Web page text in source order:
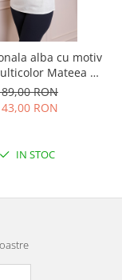
alba cu motiv
Mateea -
lunga
RON
RON
IN STOC